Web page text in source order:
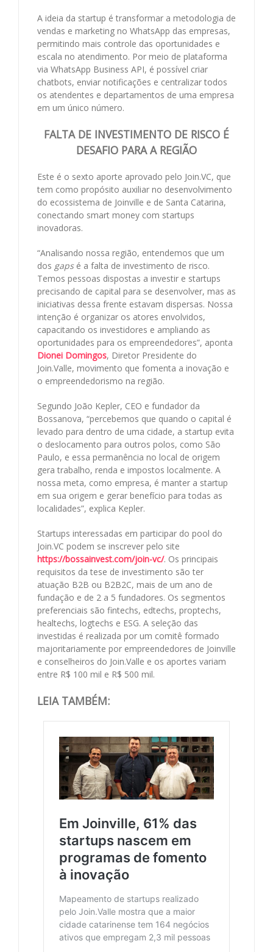
A ideia da startup é transformar a metodologia de
vendas e marketing no WhatsApp das empresas,
permitindo mais controle das oportunidades e
escala no atendimento. Por meio de plataforma
via WhatsApp Business API, é possível criar
chatbots, enviar notificações e centralizar todos
os atendentes e departamentos de uma empresa
em um único número.
FALTA DE INVESTIMENTO DE RISCO É
DESAFIO PARA A REGIÃO
Este é o sexto aporte aprovado pelo Join.VC, que
tem como propósito auxiliar no desenvolvimento
do ecossistema de Joinville e de Santa Catarina,
conectando smart money com startups
inovadoras.
“Analisando nossa região, entendemos que um
dos gapsé a falta de investimento de risco.
Temos pessoas dispostas a investir e startups
precisando de capital para se desenvolver, mas as
iniciativas dessa frente estavam dispersas. Nossa
intenção é organizar os atores envolvidos,
capacitando os investidores e ampliando as
oportunidades para os empreendedores”, aponta
Dionei Domingos, Diretor Presidente do
Join.Valle, movimento que fomenta a inovação e
o empreendedorismo na região.
Segundo João Kepler, CEO e fundador da
Bossanova, “percebemos que quando o capital é
levado para dentro de uma cidade, a startup evita
o deslocamento para outros polos, como São
Paulo, e essa permanência no local de origem
gera trabalho, renda e impostos localmente. A
nossa meta, como empresa, é manter a startup
em sua origem e gerar benefício para todas as
localidades”, explica Kepler.
Startups interessadas em participar do pool do
Join.VC podem se inscrever pelo site
https://bossainvest.com/join-vc/. Os principais
requisitos da tese de investimento são ter
atuação B2B ou B2B2C, mais de um ano de
fundação e de 2 a 5 fundadores. Os segmentos
preferenciais são fintechs, edtechs, proptechs,
healtechs, logtechs e ESG. A seleção das
investidas é realizada por um comitê formado
majoritariamente por empreendedores de Joinville
e conselheiros do Join.Valle e os aportes variam
entre R$ 100 mil e R$ 500 mil.
LEIA TAMBÉM: